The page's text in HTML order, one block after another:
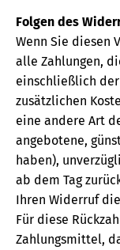
Folgen des
Wenn Sie diesen
alle Zahlungen,
einschließlich
zusätzlichen
eine andere Art
angebotene,
haben),
ab dem Tag
Ihren Widerruf
Für diese
Zahlungsmittel,